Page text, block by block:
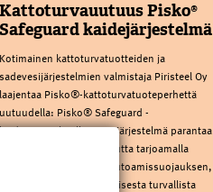
Kattoturvauutuus Pisko®
Safeguard kaidejärjestelmä
Kotimainen kattoturvatuotteiden ja
sadevesijärjestelmien valmistaja Piristeel Oy
laajentaa Pisko®-kattoturvatuoteperhettä
uutuudella: Pisko® Safeguard -
kaidejärjestelmällä. Uusi järjestelmä parantaa
kattojen käyttöturvallisuutta tarjoamalla
pysyvän ja passiivisen putoamissuojauksen,
joka tekee katolla liikkumisesta turvallista